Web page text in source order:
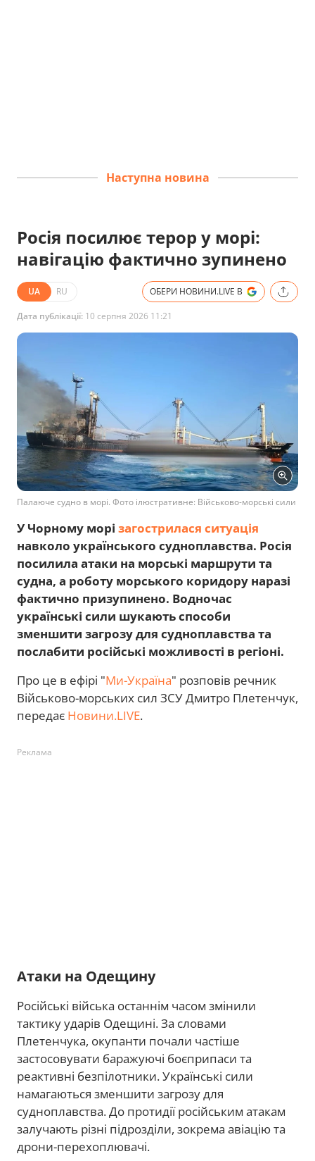
Наступна новина
Росія посилює терор у морі:
навігацію фактично зупинено
UA RU ОБЕРИ НОВИНИ.LIVE В
Дата публікації: 10 серпня 2026 11:21
Палаюче судно в морі. Фото ілюстративне: Військово-морські сили
У Чорному морі загострилася ситуація
навколо українського судноплавства. Росія
посилила атаки на морські маршрути та
судна, а роботу морського коридору наразі
фактично призупинено. Водночас
українські сили шукають способи
зменшити загрозу для судноплавства та
послабити російські можливості в регіоні.
Про це в ефірі "Ми-Україна" розповів речник
Військово-морських сил ЗСУ Дмитро Плетенчук,
передає Новини.LIVE.
Реклама
Атаки на Одещину
Російські війська останнім часом змінили
тактику ударів Одещині. За словами
Плетенчука, окупанти почали частіше
застосовувати баражуючі боєприпаси та
реактивні безпілотники. Українські сили
намагаються зменшити загрозу для
судноплавства. До протидії російським атакам
залучають різні підрозділи, зокрема авіацію та
дрони-перехоплювачі.